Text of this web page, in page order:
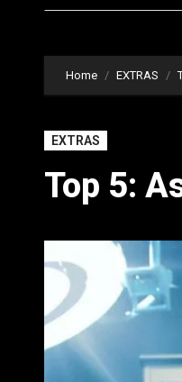
Home EXTRAS
EXTRAS
Top 5: